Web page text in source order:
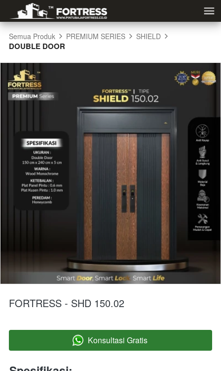
Semua Produk PREMIUM SERIES SHIELD
DOUBLE DOOR
FORTRESS - SHD 150.02
` Konsultasi Gratis